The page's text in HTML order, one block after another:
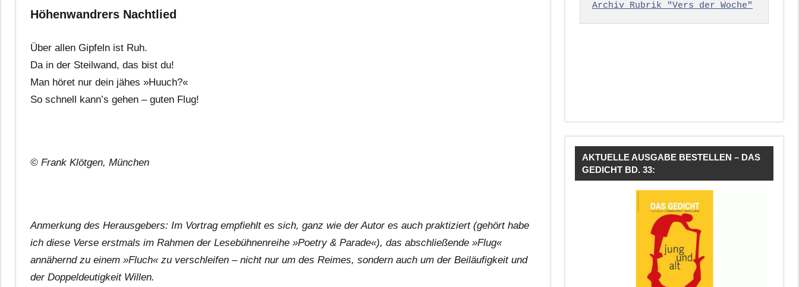
Höhenwandrers Nachtlied
Über allen Gipfeln ist Ruh.
Da in der Steilwand, das bist du!
Man höret nur dein jähes »Huuch?«
So schnell kann’s gehen – guten Flug!
© Frank Klötgen, München
Anmerkung des Herausgebers: Im Vortrag empfiehlt es sich, ganz wie der Autor es auch praktiziert (gehört habe
ich diese Verse erstmals im Rahmen der Lesebühnenreihe »Poetry & Parade«), das abschließende »Flug«
annähernd zu einem »Fluch« zu verschleifen – nicht nur um des Reimes, sondern auch um der Beiläufigkeit und
der Doppeldeutigkeit Willen.
Archiv Rubrik "Vers der Woche"
AKTUELLE AUSGABE BESTELLEN – DAS
GEDICHT BD. 33: